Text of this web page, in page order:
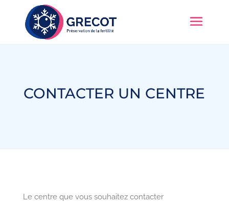
CONTACTER UN CENTRE
Le centre que vous souhaitez contacter